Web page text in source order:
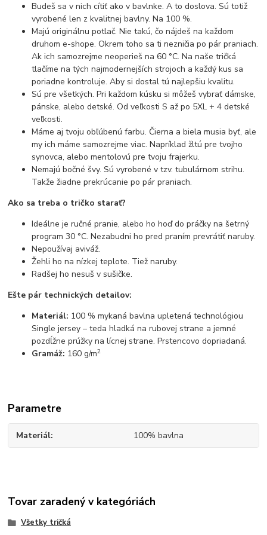
Budeš sa v nich cítiť ako v bavlnke. A to doslova. Sú totiž
vyrobené len z kvalitnej bavlny. Na 100 %.
Majú originálnu potlač. Nie takú, čo nájdeš na každom
druhom e-shope. Okrem toho sa ti nezničia po pár praniach.
Ak ich samozrejme neoperieš na 60 °C. Na naše tričká
tlačíme na tých najmodernejších strojoch a každý kus sa
poriadne kontroluje. Aby si dostal tú najlepšiu kvalitu.
Sú pre všetkých. Pri každom kúsku si môžeš vybrať dámske,
pánske, alebo detské. Od veľkosti S až po 5XL + 4 detské
veľkosti.
Máme aj tvoju obľúbenú farbu. Čierna a biela musia byť, ale
my ich máme samozrejme viac. Napríklad žltú pre tvojho
synovca, alebo mentolovú pre tvoju frajerku.
Nemajú bočné švy. Sú vyrobené v tzv. tubulárnom strihu.
Takže žiadne prekrúcanie po pár praniach.
Ako sa treba o tričko starať?
Ideálne je ručné pranie, alebo ho hoď do práčky na šetrný
program 30 °C. Nezabudni ho pred praním prevrátiť naruby.
Nepoužívaj aviváž.
Žehli ho na nízkej teplote. Tiež naruby.
Radšej ho nesuš v sušičke.
Ešte pár technických detailov:
Materiál: 100 % mykaná bavlna upletená technológiou
Single jersey – teda hladká na rubovej strane a jemné
pozdĺžne prúžky na lícnej strane. Prstencovo dopriadaná.
Gramáž: 160 g/m2
Parametre
Materiál 100% bavlna
Tovar zaradený v kategóriách
Všetky tričká